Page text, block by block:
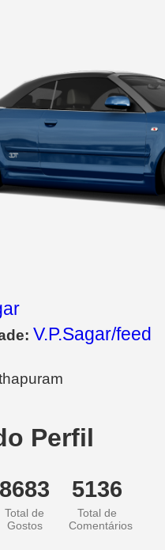
V.P.Sagar/feed
Perfil
8683
Total de
Gostos
5136
Total de
Comentários